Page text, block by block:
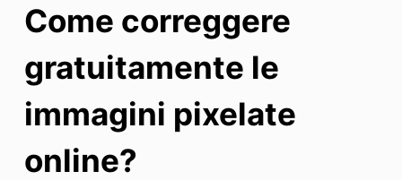
Come correggere
gratuitamente le
immagini pixelate
online?